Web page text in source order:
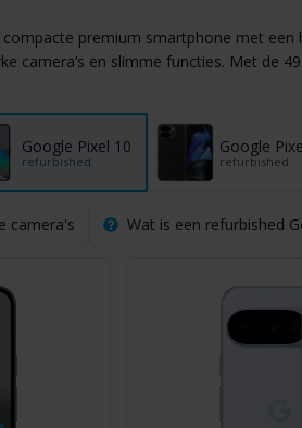
compacte premium smartphone met een
camera’s en slimme functies. Met de
Google Pixel 10
refurbished
Google
refurbished
camera's Wat is een refurbished